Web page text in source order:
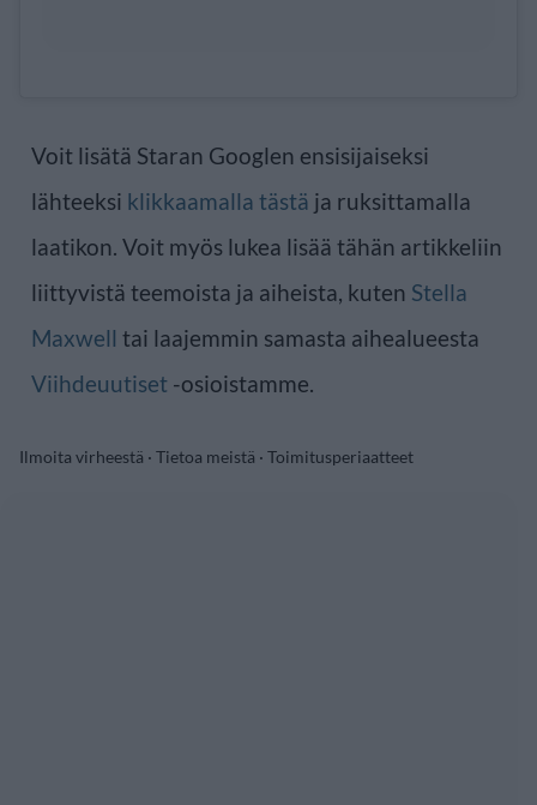
Voit lisätä Staran Googlen ensisijaiseksi
lähteeksi klikkaamalla tästä ja ruksittamalla
laatikon. Voit myös lukea lisää tähän artikkeliin
liittyvistä teemoista ja aiheista, kuten Stella
Maxwell tai laajemmin samasta aihealueesta
Viihdeuutiset -osioistamme.
Ilmoita virheestä · Tietoa meistä · Toimitusperiaatteet